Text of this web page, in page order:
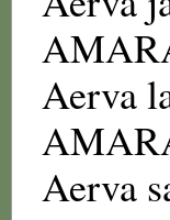
Aerva
Aerva